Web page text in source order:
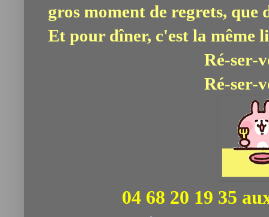
gros moment de regrets, que
Et pour dîner, c'est la même
Ré-ser-
Ré-ser-
04 68 20 19 35